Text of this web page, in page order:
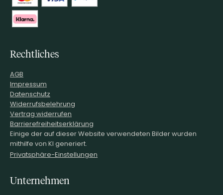
Rechtliches
AGB
Impressum
Datenschutz
Widerrufsbelehrung
Vertrag widerrufen
Barrierefreiheitserklärung
Einige der auf dieser Website verwendeten Bilder wurden
mithilfe von KI generiert.
Privatsphäre-Einstellungen
Unternehmen